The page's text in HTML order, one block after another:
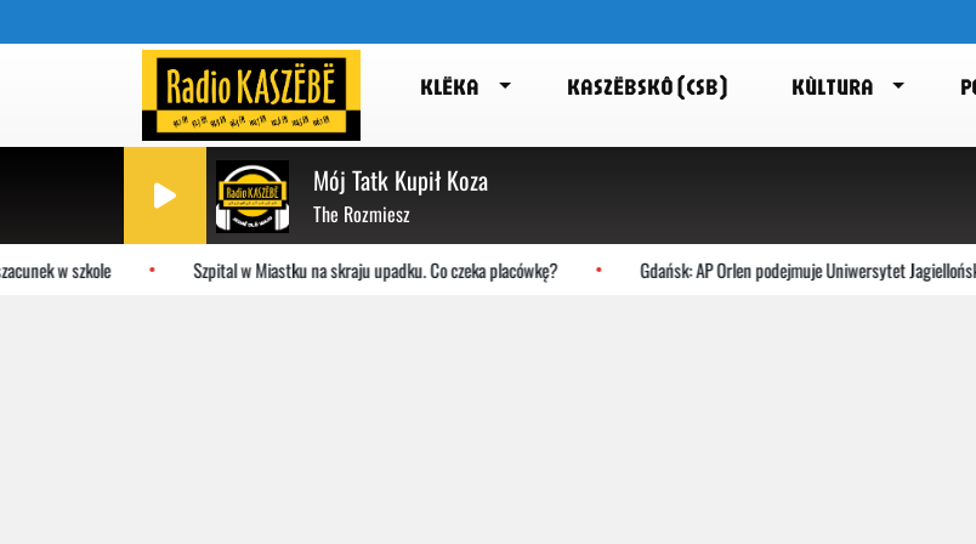
KLËKA KASZËBSKÔ (CSB) KÙLTURA
Mój Tatk Kupił Koza
The Rozmiesz
w szkole Szpital w Miastku na skraju upadku. Co czeka placówkę? Gdańsk: AP Orlen podejmuje Uniwersytet Jagielloński